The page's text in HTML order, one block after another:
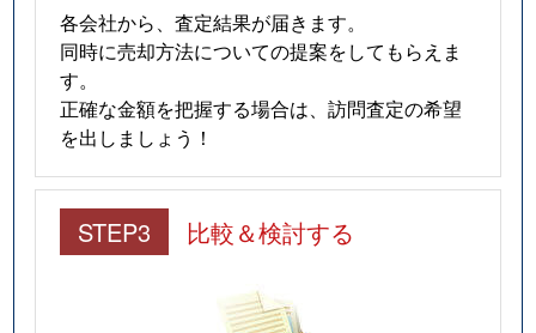
各会社から、査定結果が届きます。
同時に売却方法についての提案をしてもらえま
す。
正確な金額を把握する場合は、訪問査定の希望
を出しましょう！
STEP3 比較＆検討する